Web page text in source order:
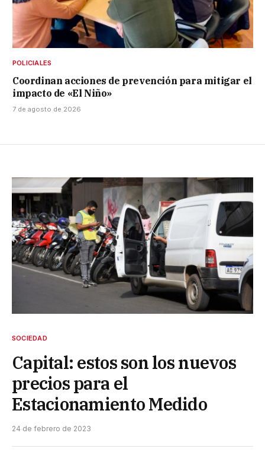
POLICIALES
Coordinan acciones de prevención para mitigar el
impacto de «El Niño»
7 de agosto de 2026
SOCIEDAD
Capital: estos son los nuevos
precios para el
Estacionamiento Medido
24 de febrero de 2023